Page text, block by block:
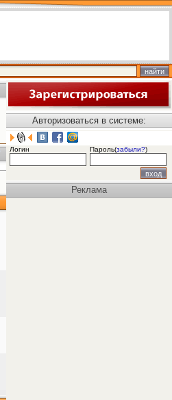
Авторизоваться в системе:
Логин Пароль(забыли?)
Реклама